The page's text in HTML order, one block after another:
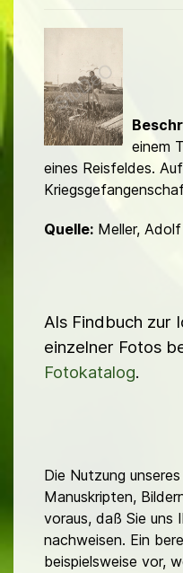
i
d
einem
eines Reisfeldes.
Quelle: Meller, Adolf
Als Findbuch zur
einzelner Fotos
Fotokatalog.
Die Nutzung
Manuskripten,
voraus, daß Sie uns
nachweisen. Ein
beispielsweise vor,